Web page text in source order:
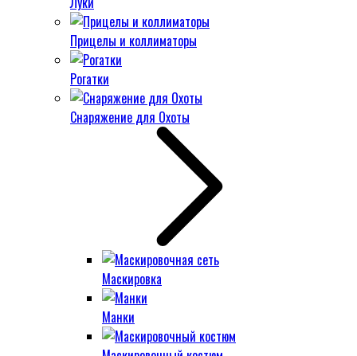
Прицелы и коллиматоры
Рогатки
Снаряжение для Охоты
Маскировка
Манки